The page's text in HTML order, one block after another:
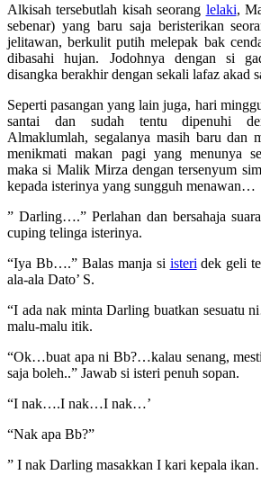
Alkisah tersebutlah kisah seorang lelaki,
sebenar) yang baru saja beristerikan
jelitawan, berkulit putih melepak bak
dibasahi hujan. Jodohnya dengan si
disangka berakhir dengan sekali lafaz akad
Seperti pasangan yang lain juga, hari
santai dan sudah tentu dipenuhi
Almaklumlah, segalanya masih baru dan
menikmati makan pagi yang menunya
maka si Malik Mirza dengan tersenyum
kepada isterinya yang sungguh menawan…
” Darling….” Perlahan dan bersahaja
cuping telinga isterinya.
“Iya Bb….” Balas manja si isteri dek geli
ala-ala Dato’ S.
“I ada nak minta Darling buatkan sesuatu
malu-malu itik.
“Ok…buat apa ni Bb?…kalau senang,
saja boleh..” Jawab si isteri penuh sopan.
“I nak….I nak…I nak…’
“Nak apa Bb?”
” I nak Darling masakkan I kari kepala